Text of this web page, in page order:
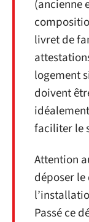
(ancienne
livret de
logement
doivent
faciliter le
Attention
déposer
Passé ce